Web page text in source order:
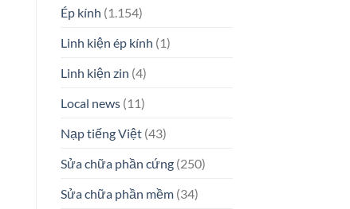
Ép kính (1.154)
Linh kiện ép kính (1)
Linh kiện zin (4)
Local news(11)
Nạp tiếng Việt(43)
Sửa chữa phần cứng(250)
Sửa chữa phần mềm(34)